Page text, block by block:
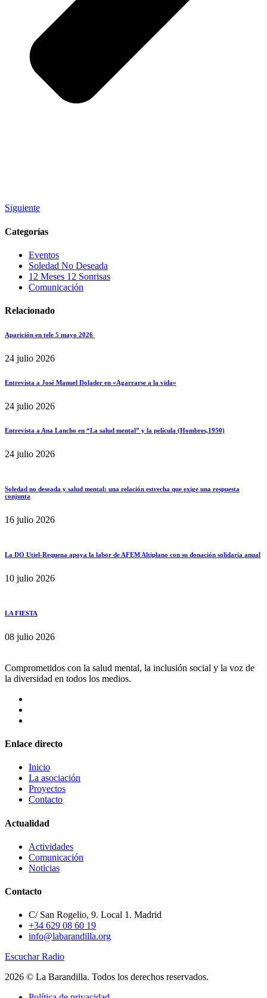
Siguiente
Categorías
Eventos
Soledad No Deseada
12 Meses 12 Sonrisas
Comunicación
Relacionado
Aparición en tele 5 mayo 2026
24 julio 2026
Entrevista a José Manuel Dolader en «Agarrarse a la vida»
24 julio 2026
Entrevista a Ana Lancho en “La salud mental” y la película (Hombres,1950)
24 julio 2026
Soledad no deseada y salud mental: una relación estrecha que exige una respuesta
conjunta
16 julio 2026
La DO Utiel-Requena apoya la labor de AFEM Altiplano con su donación solidaria anual
10 julio 2026
LA FIESTA
08 julio 2026
Comprometidos con la salud mental, la inclusión social y la voz de
la diversidad en todos los medios.
Enlace directo
Inicio
La asociación
Proyectos
Contacto
Actualidad
Actividades
Comunicación
Noticias
Contacto
C/ San Rogelio, 9. Local 1. Madrid
+34 629 08 60 19
info@labarandilla.org
Escuchar Radio
2026 © La Barandilla. Todos los derechos reservados.